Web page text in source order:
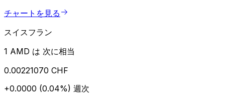
チャートを見る
スイスフラン
1 AMD は 次に相当
0.00221070 CHF
+0.0000 (0.04%) 週次